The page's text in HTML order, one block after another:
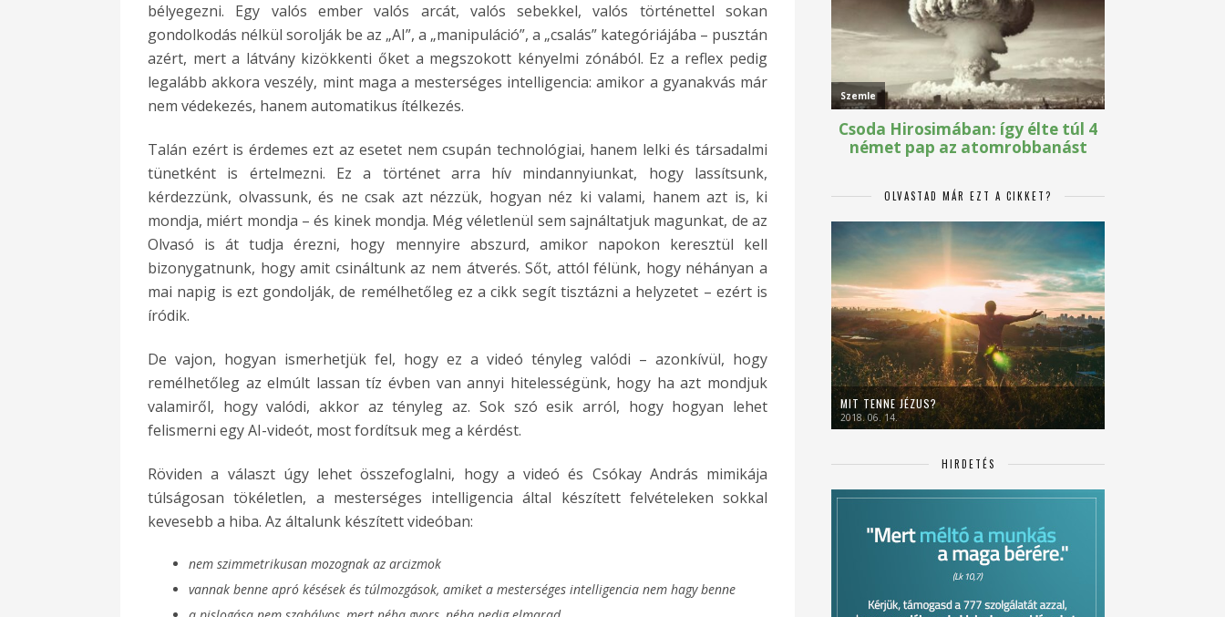
bélyegezni. Egy valós ember valós arcát, valós sebekkel, valós történettel sokan
gondolkodás nélkül sorolják be az „AI”, a „manipuláció”, a „csalás” kategóriájába – pusztán
azért, mert a látvány kizökkenti őket a megszokott kényelmi zónából. Ez a reflex pedig
legalább akkora veszély, mint maga a mesterséges intelligencia: amikor a gyanakvás már
nem védekezés, hanem automatikus ítélkezés.
Talán ezért is érdemes ezt az esetet nem csupán technológiai, hanem lelki és társadalmi
tünetként is értelmezni. Ez a történet arra hív mindannyiunkat, hogy lassítsunk,
kérdezzünk, olvassunk, és ne csak azt nézzük, hogyan néz ki valami, hanem azt is, ki
mondja, miért mondja – és kinek mondja. Még véletlenül sem sajnáltatjuk magunkat, de az
Olvasó is át tudja érezni, hogy mennyire abszurd, amikor napokon keresztül kell
bizonygatnunk, hogy amit csináltunk az nem átverés. Sőt, attól félünk, hogy néhányan a
mai napig is ezt gondolják, de remélhetőleg ez a cikk segít tisztázni a helyzetet – ezért is
íródik.
De vajon, hogyan ismerhetjük fel, hogy ez a videó tényleg valódi – azonkívül, hogy
remélhetőleg az elmúlt lassan tíz évben van annyi hitelességünk, hogy ha azt mondjuk
valamiről, hogy valódi, akkor az tényleg az. Sok szó esik arról, hogy hogyan lehet
felismerni egy AI-videót, most fordítsuk meg a kérdést.
Röviden a választ úgy lehet összefoglalni, hogy a videó és Csókay András mimikája
túlságosan tökéletlen, a mesterséges intelligencia által készített felvételeken sokkal
kevesebb a hiba. Az általunk készített videóban:
nem szimmetrikusan mozognak az arcizmok
vannak benne apró késések és túlmozgások, amiket a mesterséges intelligencia nem hagy benne
OLVASTAD MÁR EZT A CIKKET?
MIT TENNE JÉZUS?
2018. 06. 14.
HIRDETÉS